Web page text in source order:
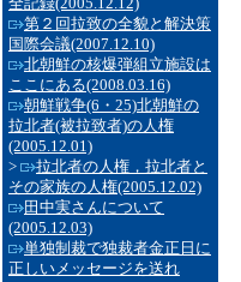
第２回拉致の全貌と解決策
国際会議(2007.12.10)
北朝鮮の核爆弾組立施設は
ここにある(2008.03.16)
朝鮮戦争(6・25)北朝鮮の
拉北者(被拉致者)の人権
(2005.12.01)
>
拉北者の人権，拉北者と
その家族の人権(2005.12.02)
田中実さんについて
(2005.12.03)
単独制裁で独裁者金正日に
正しいメッセージを送れ